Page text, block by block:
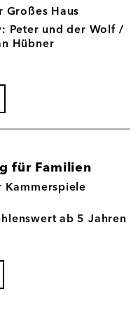
Großes Haus
Peter und der Wolf /
Hübner
für Familien
Kammerspiele
ab 5 Jahren